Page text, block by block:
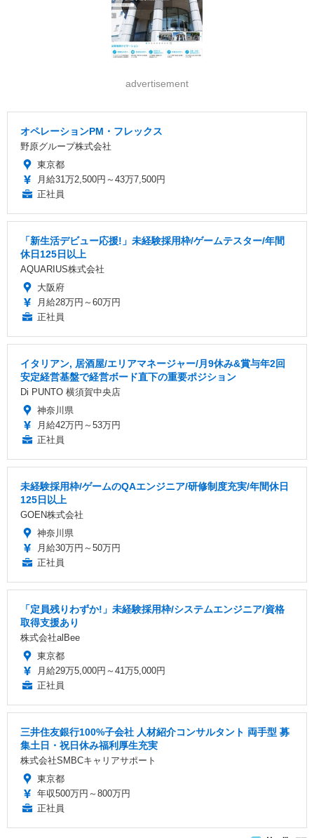
advertisement
オペレーションPM・フレックス
野原グループ株式会社
東京都
月給31万2,500円～43万7,500円
正社員
「新生活デビュー応援!」未経験採用枠/ゲームテスター/年間
休日125日以上
AQUARIUS株式会社
大阪府
月給28万円～60万円
正社員
イタリアン, 居酒屋/エリアマネージャー/月9休み&賞与年2回
安定経営基盤で経営ボード直下の重要ポジション
Di PUNTO 横須賀中央店
神奈川県
月給42万円～53万円
正社員
未経験採用枠/ゲームのQAエンジニア/研修制度充実/年間休日
125日以上
GOEN株式会社
神奈川県
月給30万円～50万円
正社員
「定員残りわずか!」未経験採用枠/システムエンジニア/資格
取得支援あり
株式会社alBee
東京都
月給29万5,000円～41万5,000円
正社員
三井住友銀行100%子会社 人材紹介コンサルタント 両手型 募
集土日・祝日休み福利厚生充実
株式会社SMBCキャリアサポート
東京都
年収500万円～800万円
正社員